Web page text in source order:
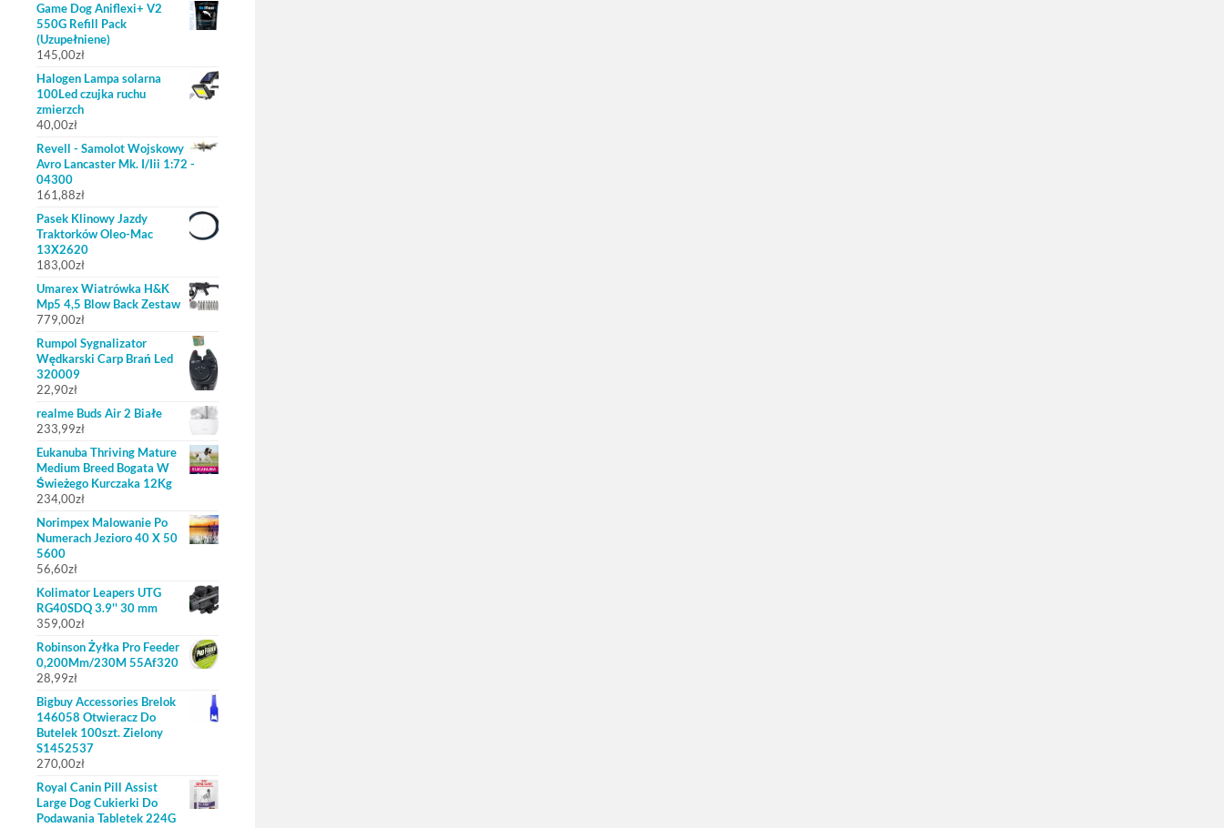
Game Dog Aniflexi+ V2
550G Refill Pack
(Uzupełniene)
145,00zł
Halogen Lampa solarna
100Led czujka ruchu
zmierzch
40,00zł
Revell - Samolot Wojskowy
Avro Lancaster Mk. I/Iii 1:72 -
04300
161,88zł
Pasek Klinowy Jazdy
Traktorków Oleo-Mac
13X2620
183,00zł
Umarex Wiatrówka H&K
Mp5 4,5 Blow Back Zestaw
779,00zł
Rumpol Sygnalizator
Wędkarski Carp Brań Led
320009
22,90zł
realme Buds Air 2 Białe
233,99zł
Eukanuba Thriving Mature
Medium Breed Bogata W
Świeżego Kurczaka 12Kg
234,00zł
Norimpex Malowanie Po
Numerach Jezioro 40 X 50
5600
56,60zł
Kolimator Leapers UTG
RG40SDQ 3.9'' 30 mm
359,00zł
Robinson Żyłka Pro Feeder
0,200Mm/230M 55Af320
28,99zł
Bigbuy Accessories Brelok
146058 Otwieracz Do
Butelek 100szt. Zielony
S1452537
270,00zł
Royal Canin Pill Assist
Large Dog Cukierki Do
Podawania Tabletek 224G